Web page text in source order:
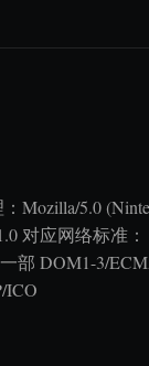
Mozilla/5.0
对应网络标准：
部 DOM1-3/
ICO